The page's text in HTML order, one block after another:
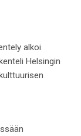
alkoi
Helsingin